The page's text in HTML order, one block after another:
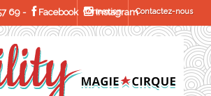
69 - Facebook InstagramContactez-nous
Connexion